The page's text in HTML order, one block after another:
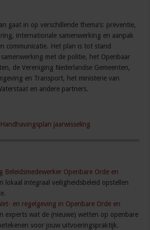
gaat in op verschillende thema’s: preventie,
internationale samenwerking en aanpak
communicatie. Het plan is tot stand
met de politie, het Openbaar
de Vereniging Nederlandse Gemeenten,
en Transport, het ministerie van
en andere partners.
jaarwisseling
Beleidsmedewerker Openbare Orde en
lokaal integraal veiligheidsbeleid opstellen
en regelgeving in Openbare Orde en
experts wat de (nieuwe) wetten op openbare
voor jouw uitvoeringspraktijk.